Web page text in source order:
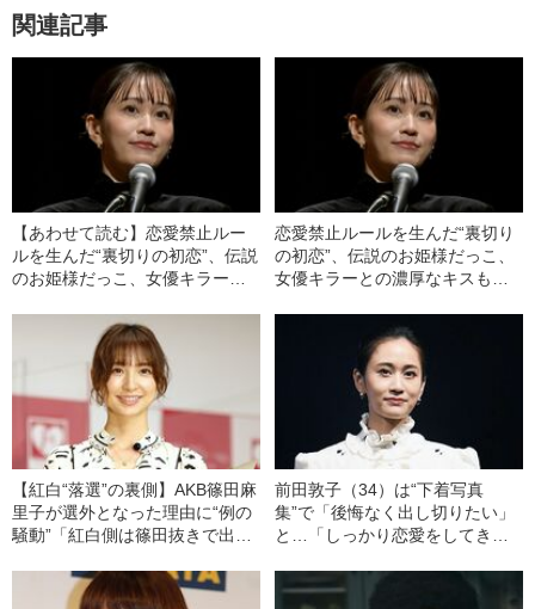
関連記事
【あわせて読む】恋愛禁止ルー
ルを生んだ“裏切りの初恋”、伝説
のお姫様だっこ、女優キラーと
（34）の“情念が深い”人生
恋愛禁止ルールを生んだ“裏切り
の初恋”、伝説のお姫様だっこ、
女優キラーとの濃厚なキスも…
【紅白“落選”の裏側】AKB篠田麻
里子が選外となった理由に“例の
騒動”「紅白側は篠田抜きで出演
前田敦子（34）は“下着写真
集”で「後悔なく出し切りたい」
と…「しっかり恋愛をしてきた
ワケ